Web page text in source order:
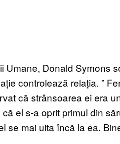
Umane, Donald Symons
controlează relația. ”
că strânsoarea ei era
el s-a oprit primul din
se mai uita încă la ea.